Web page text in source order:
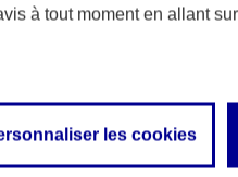
à tout moment en allant sur
les cookies